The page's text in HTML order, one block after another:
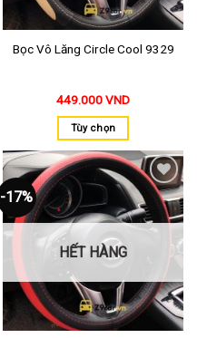
Bọc Vô Lăng Circle Cool 9329
449.000VND
Tùy chọn
-17%
Thêm
vào
yêu
thích
HẾT HÀNG